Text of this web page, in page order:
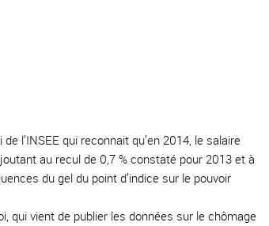
l’INSEE qui reconnait qu’en 2014, le salaire
au recul de 0,7 % constaté pour 2013 et à
du gel du point d’indice sur le pouvoir
qui vient de publier les données sur le chômage